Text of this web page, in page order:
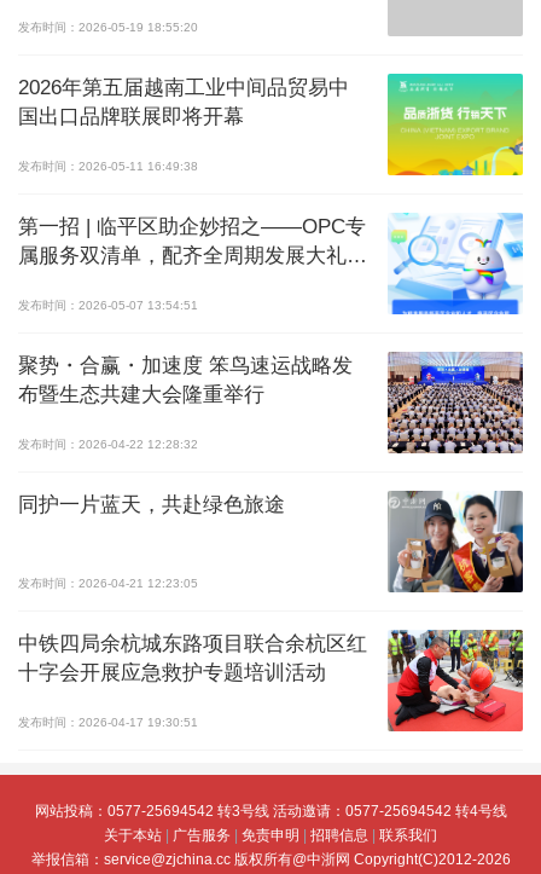
发布时间：2026-05-19 18:55:20
2026年第五届越南工业中间品贸易中
国出口品牌联展即将开幕
发布时间：2026-05-11 16:49:38
第一招 | 临平区助企妙招之——OPC专
属服务双清单，配齐全周期发展大礼
发布时间：2026-05-07 13:54:51
聚势・合赢・加速度 笨鸟速运战略发
布暨生态共建大会隆重举行
发布时间：2026-04-22 12:28:32
同护一片蓝天，共赴绿色旅途
发布时间：2026-04-21 12:23:05
中铁四局余杭城东路项目联合余杭区红
十字会开展应急救护专题培训活动
发布时间：2026-04-17 19:30:51
网站投稿：0577-25694542 转3号线 活动邀请：0577-25694542 转4号线
关于本站
广告服务 免责申明 招聘信息
联系我们
举报信箱：service@zjchina.cc 版权所有@中浙网 Copyright(C)2012-2026